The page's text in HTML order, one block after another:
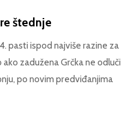
štednje
pasti ispod najviše razine za
zadužena Grčka ne odluči
po novim predviđanjima